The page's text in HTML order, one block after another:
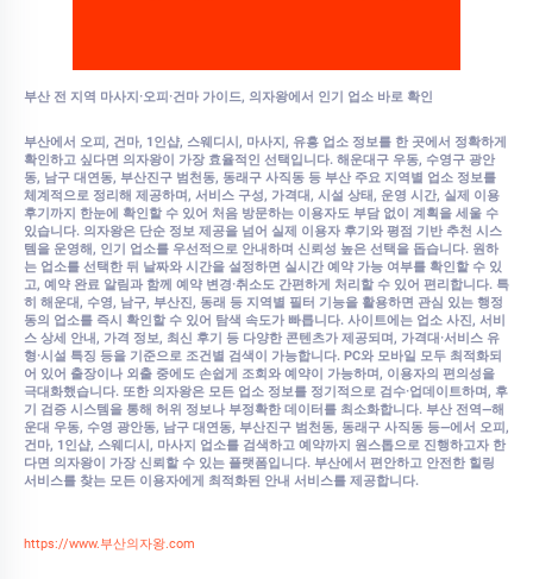
부산 전 지역 마사지·오피·건마 가이드, 의자왕에서 인기 업소 바로 확인
부산에서 오피, 건마, 1인샵, 스웨디시, 마사지, 유흥 업소 정보를 한 곳에서 정확하게
확인하고 싶다면 의자왕이 가장 효율적인 선택입니다. 해운대구 우동, 수영구 광안
동, 남구 대연동, 부산진구 범천동, 동래구 사직동 등 부산 주요 지역별 업소 정보를
체계적으로 정리해 제공하며, 서비스 구성, 가격대, 시설 상태, 운영 시간, 실제 이용
후기까지 한눈에 확인할 수 있어 처음 방문하는 이용자도 부담 없이 계획을 세울 수
있습니다. 의자왕은 단순 정보 제공을 넘어 실제 이용자 후기와 평점 기반 추천 시스
템을 운영해, 인기 업소를 우선적으로 안내하며 신뢰성 높은 선택을 돕습니다. 원하
는 업소를 선택한 뒤 날짜와 시간을 설정하면 실시간 예약 가능 여부를 확인할 수 있
고, 예약 완료 알림과 함께 예약 변경·취소도 간편하게 처리할 수 있어 편리합니다. 특
히 해운대, 수영, 남구, 부산진, 동래 등 지역별 필터 기능을 활용하면 관심 있는 행정
동의 업소를 즉시 확인할 수 있어 탐색 속도가 빠릅니다. 사이트에는 업소 사진, 서비
스 상세 안내, 가격 정보, 최신 후기 등 다양한 콘텐츠가 제공되며, 가격대·서비스 유
형·시설 특징 등을 기준으로 조건별 검색이 가능합니다. PC와 모바일 모두 최적화되
어 있어 출장이나 외출 중에도 손쉽게 조회와 예약이 가능하며, 이용자의 편의성을
극대화했습니다. 또한 의자왕은 모든 업소 정보를 정기적으로 검수·업데이트하며, 후
기 검증 시스템을 통해 허위 정보나 부정확한 데이터를 최소화합니다. 부산 전역—해
운대 우동, 수영 광안동, 남구 대연동, 부산진구 범천동, 동래구 사직동 등—에서 오피,
건마, 1인샵, 스웨디시, 마사지 업소를 검색하고 예약까지 원스톱으로 진행하고자 한
다면 의자왕이 가장 신뢰할 수 있는 플랫폼입니다. 부산에서 편안하고 안전한 힐링
서비스를 찾는 모든 이용자에게 최적화된 안내 서비스를 제공합니다.
https://www.부산의자왕.com